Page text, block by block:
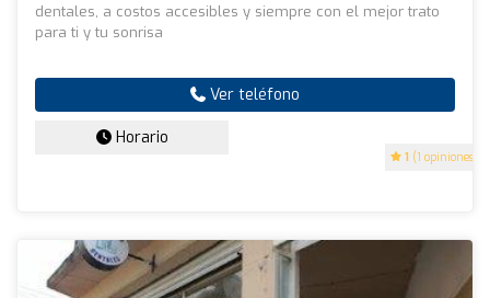
1 (1 opiniones)
dentales, a costos accesibles y siempre con el mejor trato
para ti y tu sonrisa
Ver teléfono
Horario